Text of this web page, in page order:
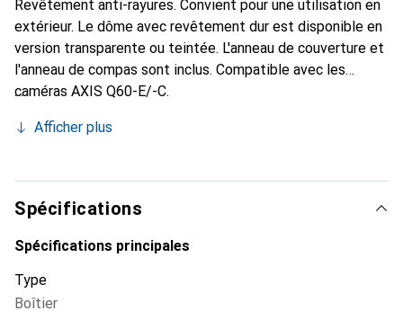
Revêtement anti-rayures. Convient pour une utilisation en
extérieur. Le dôme avec revêtement dur est disponible en
version transparente ou teintée. L'anneau de couverture et
l'anneau de compas sont inclus. Compatible avec les
caméras AXIS Q60-E/-C.
Afficher plus
Spécifications
Spécifications principales
Type
Boîtier